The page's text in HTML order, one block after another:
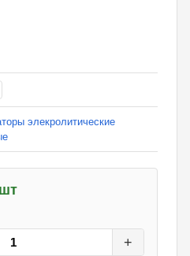
элекролитические
+